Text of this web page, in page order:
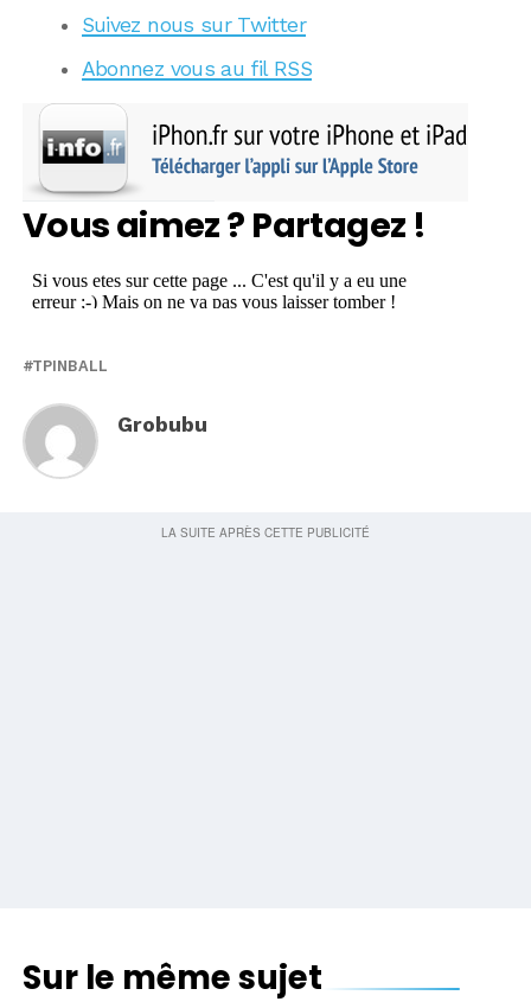
Suivez nous sur Twitter
Abonnez vous au fil RSS
Vous aimez ? Partagez !
TPINBALL
Grobubu
Sur le même sujet